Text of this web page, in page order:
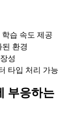
습 속도 제공
환경
성
타입 처리 가능
부응하는